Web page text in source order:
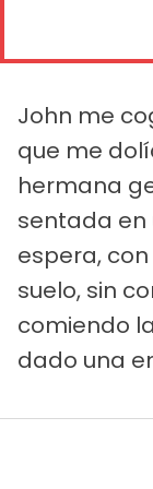
John me
que me
hermana
sentada en
espera,
suelo, sin
comiendo
dado una